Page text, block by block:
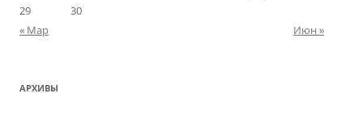
29
30
« Мар
Июн »
АРХИВЫ